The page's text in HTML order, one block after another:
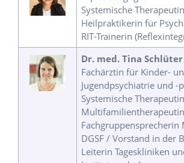
Systemische
Heilpraktikerin für
RIT-Trainerin
Dr. med. Tina Schlüter
Fachärztin für Kinder-
Jugendpsychiatrie und -
Systemische
Multifamilientherapeutin
Fachgruppensprecherin
DGSF / Vorstand in der
Leiterin Tageskliniken